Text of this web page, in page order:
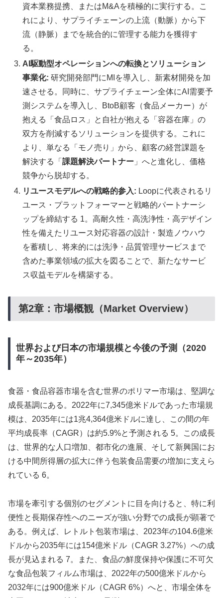
資本業務提携、またはM&Aを積極的に実行する。こ
れにより、サプライチェーンの上流（動脈）から下
流（静脈）までを統合的に管理する能力を獲得す
る。
AI駆動型オペレーションへの転換とソリューション
事業化: 研究開発部門にMIを導入し、新素材開発を加
速させる。同時に、サプライチェーン全体にAI需要予
測システムを導入し、BtoB顧客（食品メーカー）が
抱える「食品ロス」と自社が抱える「容器在庫」の
双方を削減するソリューションを提供する。これに
より、単なる「モノ売り」から、顧客の経営課題を
解決する「課題解決パートナー 」へと進化し、価格
競争から脱却する。
リユースモデルへの戦略的参入: Loopに代表されるリ
ユース・プラットフォーマーと戦略的パートナーシ
ップを締結する 1。高耐久性・高洗浄性・高デザイン
性を備えたリユース対応容器の設計・製造ノウハウ
を蓄積し、将来的には洗浄・品質管理サービスまで
含めた事業領域の拡大を図ることで、新たなサービ
ス収益モデルを構築する。
第2章：市場概観（Market Overview）
世界および日本の市場規模と今後の予測（2020
年～2035年）
食器・食品容器市場を含む世界のポリマー市場は、堅調な
成長基調にある。2022年に7,345億米ドルであった市場規
模は、2035年には1兆4,364億米ドルに達し、この間の年
平均成長率（CAGR）は約5.9%と予測される 5。この成長
は、世界的な人口増加、都市化の進展、そして新興国にお
ける中間所得層の拡大に伴う包装食品需要の増加に支えら
れている 6。
市場を牽引する個別のセグメントに目を向けると、特に利
便性と長期保存性へのニーズが強い分野での成長が顕著で
ある。例えば、レトルト包装市場は、2023年の104.6億米
ドルから2035年には154億米ドル（CAGR 3.27%）への成
長が見込まれる 7。また、食品の鮮度保持や保護に不可欠
な食品包装フィルム市場は、2022年の500億米ドルから
2032年には900億米ドル（CAGR 6%）へと、市場全体を